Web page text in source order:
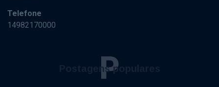
Telefone
14982170000
Postagens populares
P